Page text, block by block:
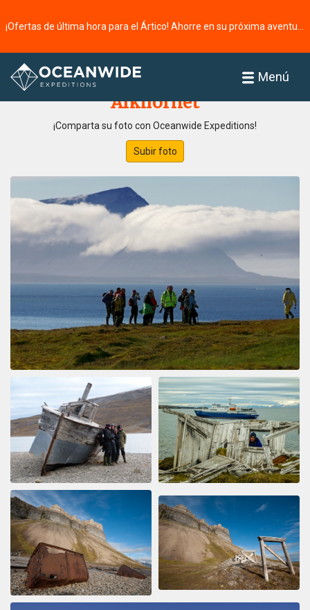
Menú
Página principal
Alkhornet
¡Comparta su foto con Oceanwide Expeditions!
Subir foto